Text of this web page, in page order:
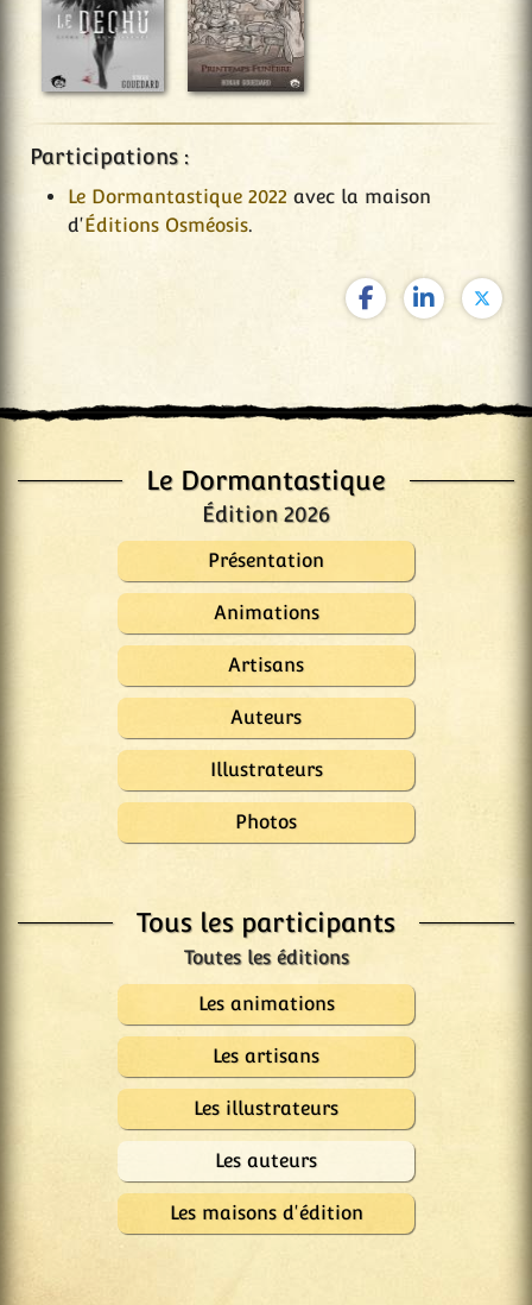
Le Dormantastique
Édition 2026
Présentation
Animations
Artisans
Auteurs
Illustrateurs
Photos
Tous les participants
Les animations
Les artisans
Les illustrateurs
Les auteurs
Les maisons d'édition
Participations :
Le Dormantastique 2022 avec la maison
d'Éditions Osméosis.